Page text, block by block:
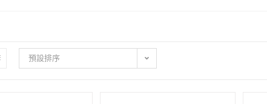
預設排序